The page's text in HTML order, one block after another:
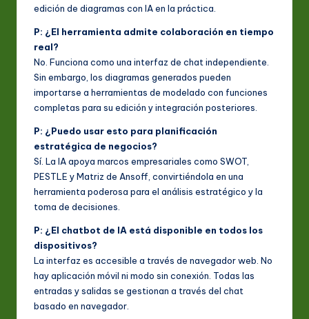
edición de diagramas con IA en la práctica.
P: ¿El herramienta admite colaboración en tiempo
real?
No. Funciona como una interfaz de chat independiente.
Sin embargo, los diagramas generados pueden
importarse a herramientas de modelado con funciones
completas para su edición y integración posteriores.
P: ¿Puedo usar esto para planificación
estratégica de negocios?
Sí. La IA apoya marcos empresariales como SWOT,
PESTLE y Matriz de Ansoff, convirtiéndola en una
herramienta poderosa para el análisis estratégico y la
toma de decisiones.
P: ¿El chatbot de IA está disponible en todos los
dispositivos?
La interfaz es accesible a través de navegador web. No
hay aplicación móvil ni modo sin conexión. Todas las
entradas y salidas se gestionan a través del chat
basado en navegador.